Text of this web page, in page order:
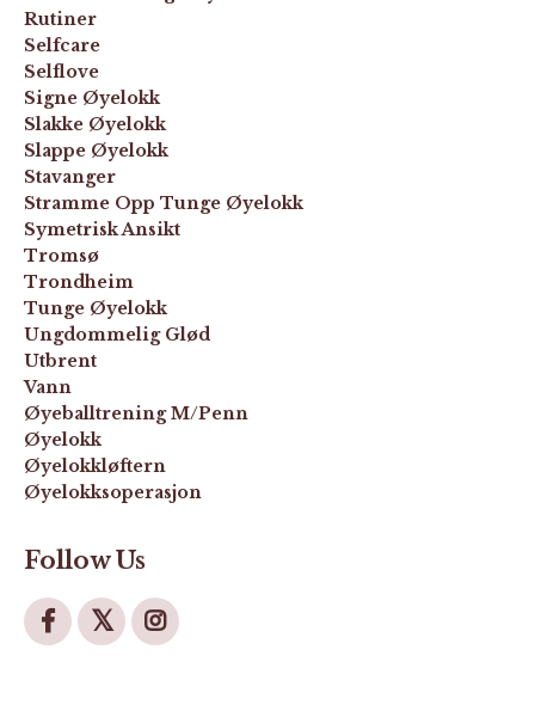
Rutiner
Selfcare
Selflove
Signe Øyelokk
Slakke Øyelokk
Slappe Øyelokk
Stavanger
Stramme Opp Tunge Øyelokk
Symetrisk Ansikt
Tromsø
Trondheim
Tunge Øyelokk
Ungdommelig Glød
Utbrent
Vann
Øyeballtrening M/penn
Øyelokk
Øyelokkløftern
Øyelokksoperasjon
Follow Us